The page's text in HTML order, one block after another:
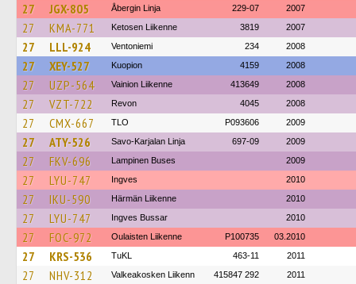
27 JGX-805 Åbergin Linja 229-07 2007
27 KMA-771 Ketosen Liikenne 3819 2007
27 LLL-924 Ventoniemi 234 2008
27 XEY-527 Kuopion 4159 2008
27 UZP-564 Vainion Liikenne 413649 2008
27 VZT-722 Revon 4045 2008
27 CMX-667 TLO P093606 2009
27 ATY-526 Savo-Karjalan Linja 697-09 2009
27 FKV-696 Lampinen Buses 2009
27 LYU-747 Ingves 2010
27 IKU-590 Härmän Liikenne 2010
27 LYU-747 Ingves Bussar 2010
27 FOC-972 Oulaisten Liikenne P100735 03.2010
27 KRS-536 TuKL 463-11 2011
27 NHV-312 Valkeakosken Liikenn 415847 292 2011